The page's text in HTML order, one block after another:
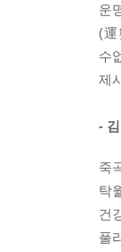
(
다.
룰
에
자
문
지
들
서
60
운
(運
수
제
-
죽
탁
건
풀